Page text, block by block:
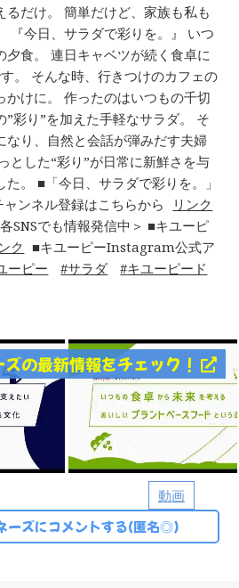
るだけ。 簡単だけど、家族も私も
『今日、サラダで彩りを。』 いつ
夕食。 連日キャベツが続く食卓に
。 そんな時、行きつけのカフェの
かけに。 作ったのはいつもの千切
”彩り”を加えた手軽なサラダ。 そ
なり、自然と会話が弾みだす夫婦
とした“彩り”が日常に新鮮さを与
。 ■「今日、サラダで彩りを。」
ャンネル登録はこちらから
リンク
でも情報発信中＞ ■キユーピ
ク
■キユーピーInstagram公式ア
ーピー サラダ
キユーピード
動画
の最新情報をチェック！
ーズにコメントする(匿名◎)